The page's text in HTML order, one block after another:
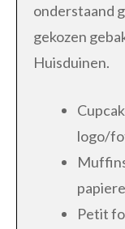
onderstaand
gekozen
Huisduinen.
logo/
Petit